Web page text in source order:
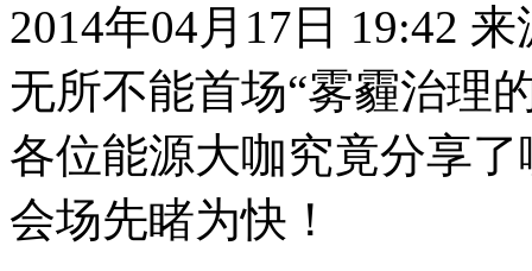
2014年04月17日 19:42
无所不能首场“雾霾治理
各位能源大咖究竟分享
会场先睹为快！